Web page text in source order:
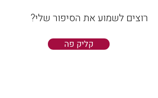
רוצים לשמוע את הסיפור שלי?
קליק פה